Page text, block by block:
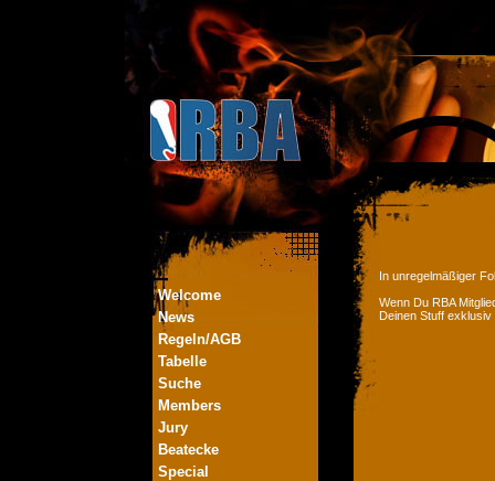
Welcome
News
Regeln/AGB
Tabelle
Suche
Members
Jury
Beatecke
Special
In unregelmäßiger
Wenn Du RBA
Deinen Stuff